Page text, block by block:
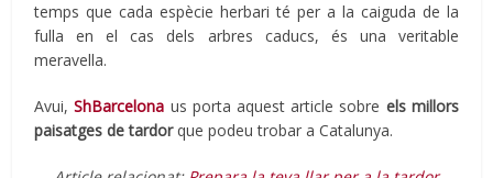
temps que cada espècie herbari té per a la caiguda de la
fulla en el cas dels arbres caducs, és una veritable
meravella.
Avui,ShBarcelona us porta aquest article sobre els millors
paisatges de tardorque podeu trobar a Catalunya.